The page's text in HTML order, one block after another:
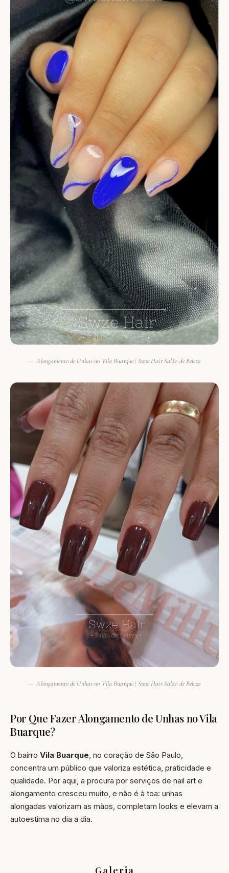
Alongamento de Unhas no Vila Buarque | Swze Hair Salão de Beleza
Alongamento de Unhas no Vila Buarque | Swze Hair Salão de Beleza
Por Que Fazer Alongamento de Unhas no Vila
Buarque?
O bairro Vila Buarque, no coração de São Paulo,
concentra um público que valoriza estética, praticidade e
qualidade. Por aqui, a procura por serviços de nail art e
alongamento cresceu muito, e não é à toa: unhas
alongadas valorizam as mãos, completam looks e elevam a
autoestima no dia a dia.
Galeria